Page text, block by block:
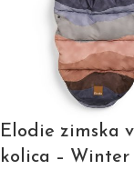
Elodie zimska
kolica – Winter